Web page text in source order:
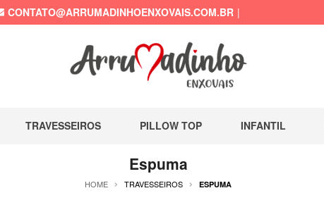
CONTATO@ARRUMADINHOENXOVAIS.COM.BR
TRAVESSEIROS PILLOW TOP INFANTIL
Espuma
HOME TRAVESSEIROS ESPUMA